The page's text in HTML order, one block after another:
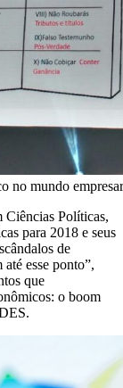
no mundo
Ciências Políticas,
para 2018 e seus
de
esse ponto”,
que
o boom